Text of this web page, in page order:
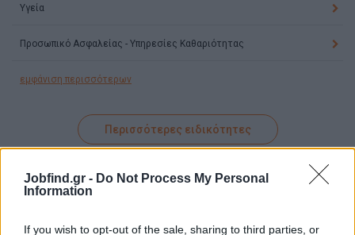
Jobfind.gr - Do Not Process My Personal
Information
If you wish to opt-out of the sale, sharing to third parties, or
Υγεία
Προσωπικό Ασφαλείας - Υπηρεσίες Καθαριότητας
εμφάνιση περισσότερων
Περισσότερες ειδικότητες